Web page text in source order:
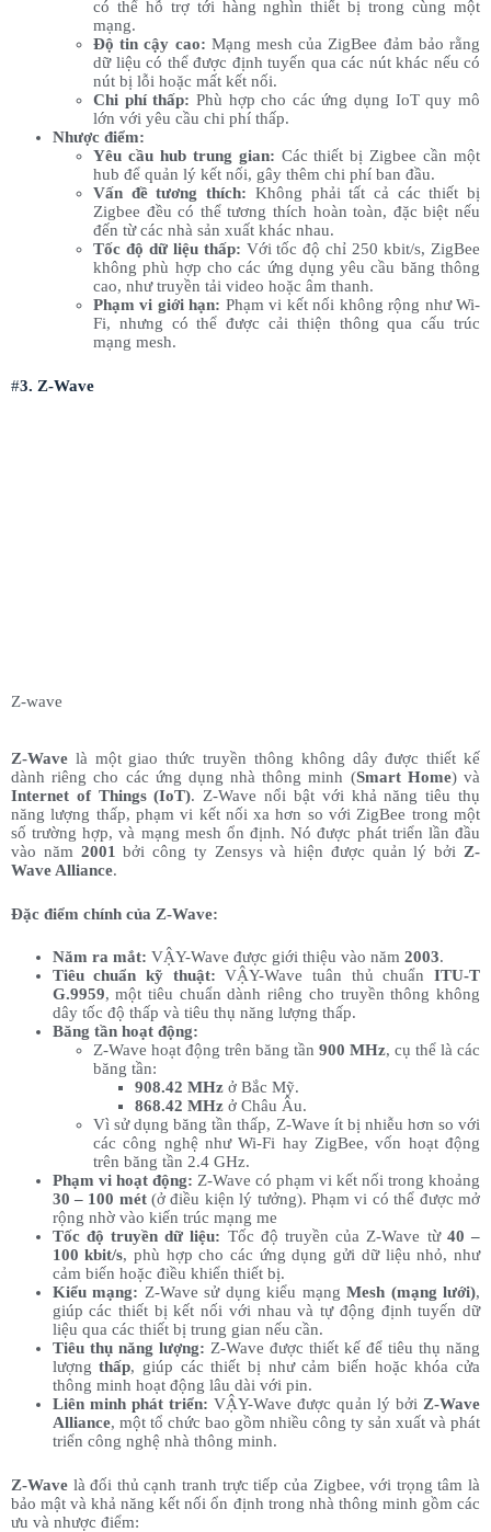
có thể hỗ trợ tới hàng nghìn thiết bị trong cùng một
mạng.
Độ tin cậy cao: Mạng mesh của ZigBee đảm bảo rằng
dữ liệu có thể được định tuyến qua các nút khác nếu có
nút bị lỗi hoặc mất kết nối.
Chi phí thấp: Phù hợp cho các ứng dụng IoT quy mô
lớn với yêu cầu chi phí thấp.
Nhược điểm:
Yêu cầu hub trung gian: Các thiết bị Zigbee cần một
hub để quản lý kết nối, gây thêm chi phí ban đầu.
Vấn đề tương thích: Không phải tất cả các thiết bị
Zigbee đều có thể tương thích hoàn toàn, đặc biệt nếu
đến từ các nhà sản xuất khác nhau.
Tốc độ dữ liệu thấp: Với tốc độ chỉ 250 kbit/s, ZigBee
không phù hợp cho các ứng dụng yêu cầu băng thông
cao, như truyền tải video hoặc âm thanh.
Phạm vi giới hạn: Phạm vi kết nối không rộng như Wi-
Fi, nhưng có thể được cải thiện thông qua cấu trúc
mạng mesh.
#3. Z-Wave
Z-wave
Z-Wave là một giao thức truyền thông không dây được thiết kế
dành riêng cho các ứng dụng nhà thông minh (Smart Home) và
Internet of Things (IoT). Z-Wave nổi bật với khả năng tiêu thụ
năng lượng thấp, phạm vi kết nối xa hơn so với ZigBee trong một
số trường hợp, và mạng mesh ổn định. Nó được phát triển lần đầu
vào năm 2001 bởi công ty Zensys và hiện được quản lý bởi Z-
Wave Alliance.
Đặc điểm chính của Z-Wave:
Năm ra mắt: VẬY-Wave được giới thiệu vào năm 2003.
Tiêu chuẩn kỹ thuật: VẬY-Wave tuân thủ chuẩn ITU-T
G.9959, một tiêu chuẩn dành riêng cho truyền thông không
dây tốc độ thấp và tiêu thụ năng lượng thấp.
Băng tần hoạt động:
Z-Wave hoạt động trên băng tần 900 MHz, cụ thể là các
băng tần:
908.42 MHzở Bắc Mỹ.
868.42 MHzở Châu Âu.
Vì sử dụng băng tần thấp, Z-Wave ít bị nhiễu hơn so với
các công nghệ như Wi-Fi hay ZigBee, vốn hoạt động
trên băng tần 2.4 GHz.
Phạm vi hoạt động: Z-Wave có phạm vi kết nối trong khoảng
30 – 100 mét(ở điều kiện lý tưởng). Phạm vi có thể được mở
rộng nhờ vào kiến trúc mạng me
Tốc độ truyền dữ liệu: Tốc độ truyền của Z-Wave từ 40 –
100 kbit/s, phù hợp cho các ứng dụng gửi dữ liệu nhỏ, như
cảm biến hoặc điều khiển thiết bị.
Kiểu mạng: Z-Wave sử dụng kiểu mạng Mesh (mạng lưới),
giúp các thiết bị kết nối với nhau và tự động định tuyến dữ
liệu qua các thiết bị trung gian nếu cần.
Tiêu thụ năng lượng: Z-Wave được thiết kế để tiêu thụ năng
lượngthấp, giúp các thiết bị như cảm biến hoặc khóa cửa
thông minh hoạt động lâu dài với pin.
Liên minh phát triển: VẬY-Wave được quản lý bởi Z-Wave
Alliance, một tổ chức bao gồm nhiều công ty sản xuất và phát
triển công nghệ nhà thông minh.
Z-Wave là đối thủ cạnh tranh trực tiếp của Zigbee, với trọng tâm là
bảo mật và khả năng kết nối ổn định trong nhà thông minh gồm các
ưu và nhược điểm: